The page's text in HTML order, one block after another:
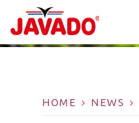
HOME NEWS